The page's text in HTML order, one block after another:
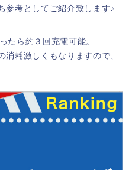
参考としてご紹介致します♪
たら約３回充電可能。
耗激しくもなりますので、